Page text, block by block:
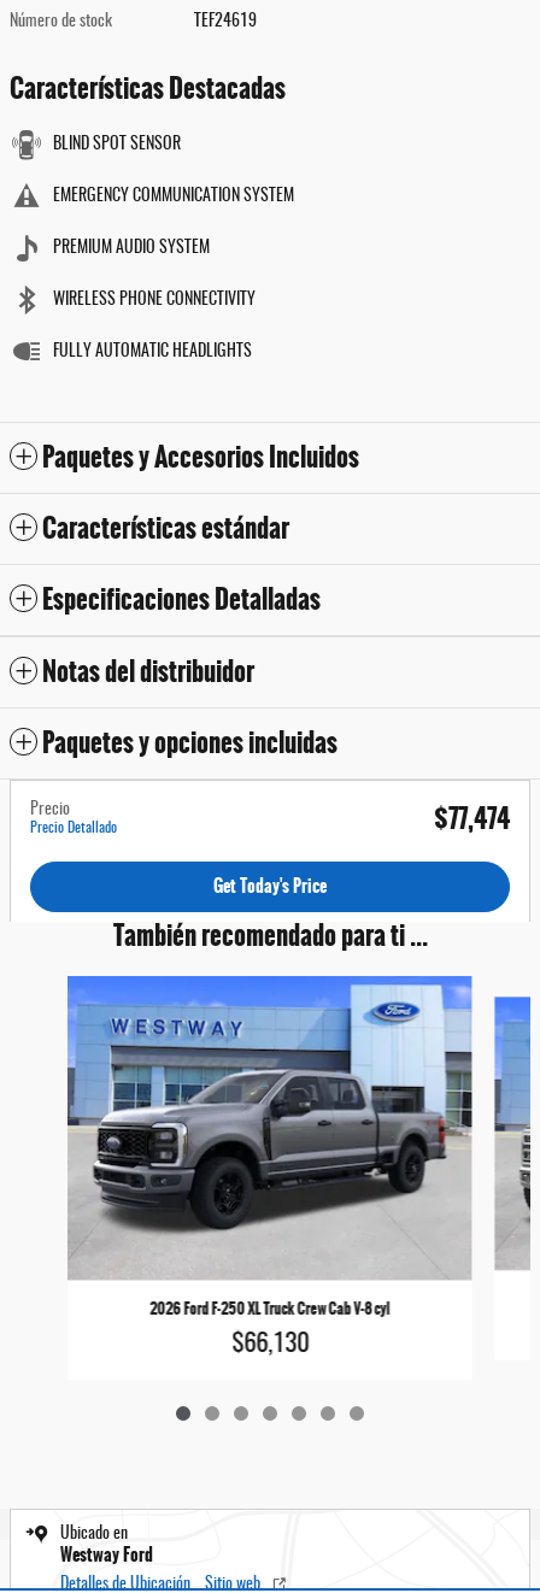
Número de stock TEF24619
Características Destacadas
BLIND SPOT SENSOR
EMERGENCY COMMUNICATION SYSTEM
PREMIUM AUDIO SYSTEM
WIRELESS PHONE CONNECTIVITY
FULLY AUTOMATIC HEADLIGHTS
Paquetes y Accesorios Incluidos
Características estándar
Especificaciones Detalladas
Notas del distribuidor
Paquetes y opciones incluidas
Precio
Precio Detallado $77,474
Get Today's Price
También recomendado para ti ...
2026 Ford F-250 XL Truck Crew Cab V-8 cyl
$66,130
Ubicado en
Westway Ford
Detalles de Ubicación Sitio web